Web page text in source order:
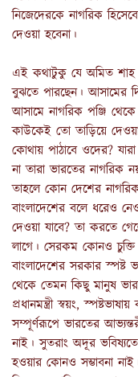
নিজেদেরকে নাগরিক
দেওয়া হবেনা।
এই কথাটুকু যে অমিত
বুঝতে পারছেন। আসামের
আসামে নাগরিক পঞ্জি
কাউকেই তো তাড়িয়ে
কোথায় পাঠাবে ওদের?
না তারা ভারতের
তাহলে কোন দেশের
বাংলাদেশের বলে ধরেও
দেওয়া যাবে?তা করতে
লাগে। সেরকম কোনও চুক্তি
বাংলাদেশের সরকার স্পষ্ট
থেকে তেমন কিছু মানুষ
প্রধানমন্ত্রী স্বয়ং,
সম্পূর্ণরূপে ভারতের
নাই। সুতরাং অদূর
হওয়ার কোনও সম্ভাবনা